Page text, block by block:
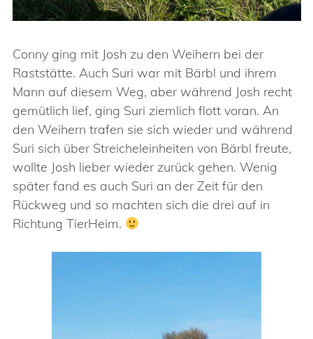
Conny ging mit Josh zu den Weihern bei der
Raststätte. Auch Suri war mit Bärbl und ihrem
Mann auf diesem Weg, aber während Josh recht
gemütlich lief, ging Suri ziemlich flott voran. An
den Weihern trafen sie sich wieder und während
Suri sich über Streicheleinheiten von Bärbl freute,
wollte Josh lieber wieder zurück gehen. Wenig
später fand es auch Suri an der Zeit für den
Rückweg und so machten sich die drei auf in
Richtung TierHeim.